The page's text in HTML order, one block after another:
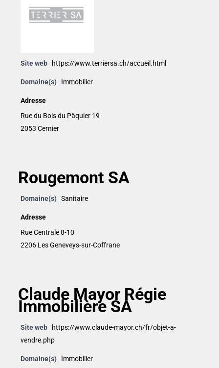
Site web https://www.terriersa.ch/accueil.html
Domaine(s) Immobilier
Adresse
Rue du Bois du Pâquier 19
2053 Cernier
Rougemont SA
Domaine(s) Sanitaire
Adresse
Rue Centrale 8-10
2206 Les Geneveys-sur-Coffrane
Claude Mayor Régie
Immobilière SA
Site web
https://www.claude-mayor.ch/fr/objet-a-
vendre.php
Domaine(s) Immobilier